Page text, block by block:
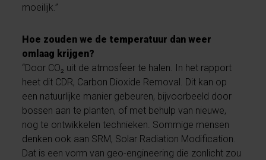
moeilijk.”
Hoe zouden we de temperatuur dan weer
omlaag krijgen?
“Door CO₂ uit de atmosfeer te halen. In het rapport
heet dit CDR, Carbon Dioxide Removal. Dit kan op
een natuurlijke manier gebeuren, bijvoorbeeld door
bossen aan te planten, of met behulp van nieuwe,
nog te ontwikkelen technieken. Sommige mensen
denken ook aan SRM, Solar Radiation Modification.
Dat is een vorm van geo-engineering die zonlicht zou